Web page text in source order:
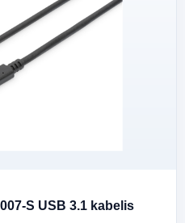
S USB 3.1 kabelis